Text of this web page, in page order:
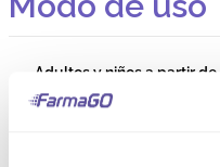
Adultos y niños a partir
recomendada es una
agua antes de una